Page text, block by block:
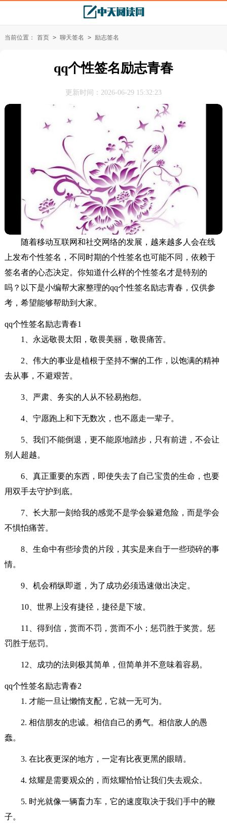
当前位置： 首页 > 聊天签名 > 励志签名
qq个性签名励志青春
更新时间：2026-06-29 15:32:23
随着移动互联网和社交网络的发展，越来越多人会在线
上发布个性签名，不同时期的个性签名也可能不同，依赖于
签名者的心态决定。你知道什么样的个性签名才是特别的
吗？以下是小编帮大家整理的qq个性签名励志青春，仅供参
考，希望能够帮助到大家。
qq个性签名励志青春1
1、永远敬畏太阳，敬畏美丽，敬畏痛苦。
2、伟大的事业是植根于坚持不懈的工作，以饱满的精神
去从事，不避艰苦。
3、严肃、务实的人从不轻易抱怨。
4、宁愿跑上和下无数次，也不愿走一辈子。
5、我们不能倒退，更不能原地踏步，只有前进，不会让
别人超越。
6、真正重要的东西，即使失去了自己宝贵的生命，也要
用双手去守护到底。
7、长大那一刻给我的感觉不是学会躲避危险，而是学会
不惧怕痛苦。
8、生命中有些珍贵的片段，其实是来自于一些琐碎的事
情。
9、机会稍纵即逝，为了成功必须迅速做出决定。
10、世界上没有捷径，捷径是下坡。
11、得到信，赏而不罚，赏而不小；惩罚胜于奖赏。惩
罚胜于惩罚。
12、成功的法则极其简单，但简单并不意味着容易。
qq个性签名励志青春2
1. 才能一旦让懒惰支配，它就一无可为。
2. 相信朋友的忠诚。相信自己的勇气。相信敌人的愚
蠢。
3. 在比夜更深的地方，一定有比夜更黑的眼睛。
4. 炫耀是需要观众的，而炫耀恰恰让我们失去观众。
5. 时光就像一辆畜力车，它的速度取决于我们手中的鞭
子。